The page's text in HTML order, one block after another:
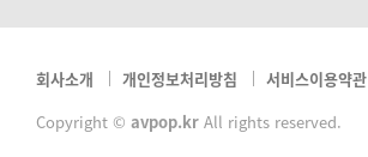
회사소개 개인정보처리방침
서비스이용약관
Copyright © avpop.kr All rights reserved.